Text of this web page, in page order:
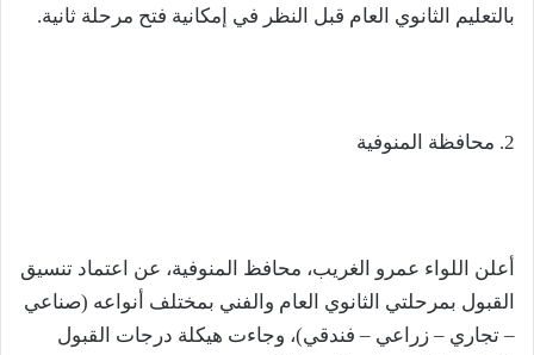
بالتعليم الثانوي العام قبل النظر في إمكانية فتح مرحلة ثانية.
2. محافظة المنوفية
أعلن اللواء عمرو الغريب، محافظ المنوفية، عن اعتماد تنسيق
القبول بمرحلتي الثانوي العام والفني بمختلف أنواعه (صناعي
– تجاري – زراعي – فندقي)، وجاءت هيكلة درجات القبول